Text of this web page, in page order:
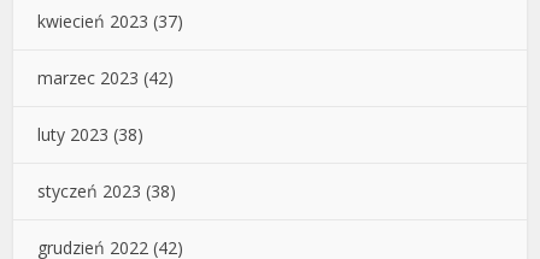
kwiecień 2023 (37)
marzec 2023 (42)
luty 2023 (38)
styczeń 2023 (38)
grudzień 2022 (42)